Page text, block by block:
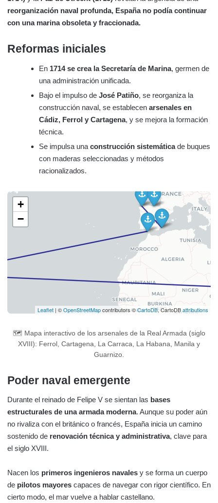
reorganización naval profunda, España no podía continuar
con una marina obsoleta y fraccionada.
Reformas iniciales
En 1714 se crea la Secretaría de Marina, germen de
una administración unificada.
Bajo el impulso de José Patiño, se reorganiza la
construcción naval, se establecen arsenales en
Cádiz, Ferrol y Cartagena, y se mejora la formación
técnica.
Se impulsa una construcción sistemáticade buques
con maderas seleccionadas y métodos
racionalizados.
🗺️ Mapa interactivo de los arsenales de la Real Armada (siglo
XVIII): Ferrol, Cartagena, La Carraca, La Habana, Manila y
Guarnizo.
Poder naval emergente
Durante el reinado de Felipe V se sientan las bases
estructurales de una armada moderna. Aunque su poder aún
no rivaliza con el británico o francés, España inicia un camino
sostenido de renovación técnica y administrativa, clave para
el siglo XVIII.
Nacen los primeros ingenieros navales y se forma un cuerpo
de pilotos mayores capaces de navegar con rigor científico. En
cierto modo, el mar vuelve a hablar castellano.